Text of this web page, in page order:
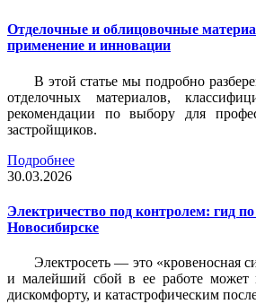
Отделочные и облицовочные
применение и инновации
В этой статье мы подробно
отделочных материалов,
рекомендации по выбору для
застройщиков.
Подробнее
30.03.2026
Электричество под контролем: гид
Новосибирске
Электросеть — это «кровеносная
и малейший сбой в ее работе может
дискомфорту, и катастрофическим